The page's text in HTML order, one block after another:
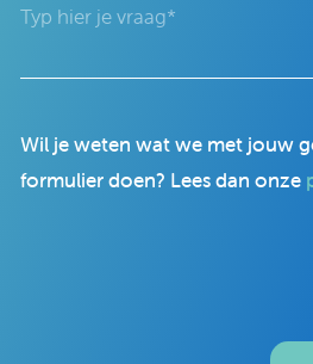
Wil je weten wat we met jouw
formulier doen? Lees dan onze